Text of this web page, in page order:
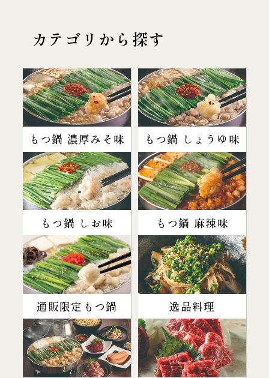
カテゴリから探す
もつ鍋 濃厚みそ味 もつ鍋 しょうゆ味
もつ鍋 しお味 もつ鍋 麻辣味
通販限定もつ鍋 逸品料理